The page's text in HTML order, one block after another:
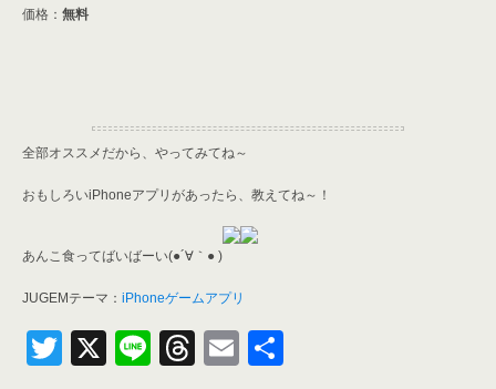
価格： 無料
全部オススメだから、やってみてね～
おもしろいiPhoneアプリがあったら、教えてね～！
あんこ食ってばいばーい(●´∀｀● )
JUGEMテーマ： iPhoneゲームアプリ
T X Li T E